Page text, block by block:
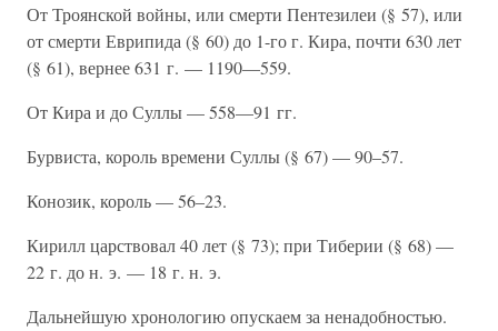
От Троянской войны, или смерти Пентезилеи (§ 57), или
от смерти Еврипида (§ 60) до 1-го г. Кира, почти 630 лет
(§ 61), вернее 631 г. — 1190—559.
От Кира и до Суллы — 558—91 гг.
Бурвиста, король времени Суллы (§ 67) — 90–57.
Конозик, король — 56–23.
Кирилл царствовал 40 лет (§ 73); при Тиберии (§ 68) —
22 г. до н. э. — 18 г. н. э.
Дальнейшую хронологию опускаем за ненадобностью.